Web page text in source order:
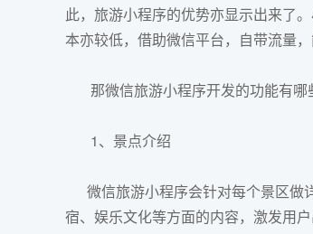
此，旅游小程序的优势亦显示出来了
本亦较低，借助微信平台，自带流量
那微信旅游小程序开发的功能有哪
1、景点介绍
微信旅游小程序会针对每个景区做
宿、娱乐文化等方面的内容，激发用户